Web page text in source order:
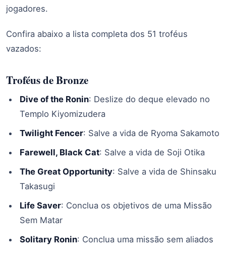
jogadores.
Confira abaixo a lista completa dos 51 troféus
vazados:
Troféus de Bronze
Dive of the Ronin: Deslize do deque elevado no
Templo Kiyomizudera
Twilight Fencer: Salve a vida de Ryoma Sakamoto
Farewell, Black Cat: Salve a vida de Soji Otika
The Great Opportunity: Salve a vida de Shinsaku
Takasugi
Life Saver: Conclua os objetivos de uma Missão
Sem Matar
Solitary Ronin: Conclua uma missão sem aliados